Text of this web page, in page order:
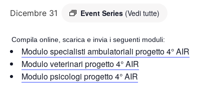
Dicembre 31 Event Series (Vedi tutte)
Compila online, scarica e invia i seguenti moduli:
Modulo specialisti ambulatoriali progetto 4° AIR
Modulo veterinari progetto 4° AIR
Modulo psicologi progetto 4° AIR